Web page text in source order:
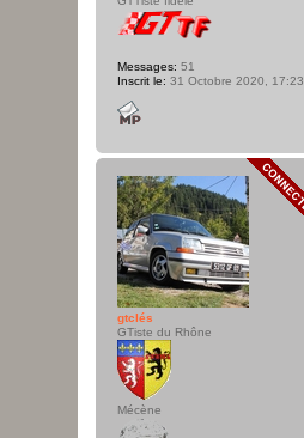
Messages: 51
Inscrit le: 31 Octobre 2020, 17:23
gtclés
GTiste du Rhône
Mécène